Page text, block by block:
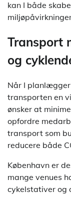
kan I både
Transport
og
Når I
transporten en
ønsker at
opfordre
transport som
reducere både
København er
mange venues
cykelstativer og